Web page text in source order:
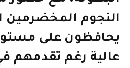
النجوم المخضرمين
يحافظون على
عالية رغم تقدمهم